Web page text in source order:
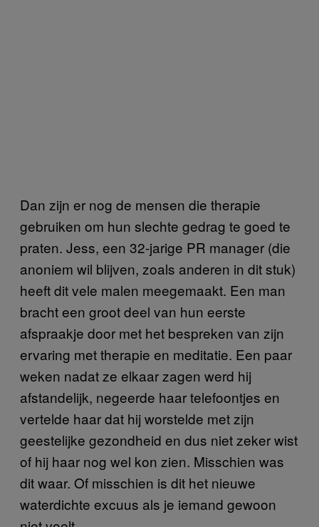
Dan zijn er nog de mensen die therapie
gebruiken om hun slechte gedrag te goed te
praten. Jess, een 32-jarige PR manager (die
anoniem wil blijven, zoals anderen in dit stuk)
heeft dit vele malen meegemaakt. Een man
bracht een groot deel van hun eerste
afspraakje door met het bespreken van zijn
ervaring met therapie en meditatie. Een paar
weken nadat ze elkaar zagen werd hij
afstandelijk, negeerde haar telefoontjes en
vertelde haar dat hij worstelde met zijn
geestelijke gezondheid en dus niet zeker wist
of hij haar nog wel kon zien. Misschien was
dit waar. Of misschien is dit het nieuwe
waterdichte excuus als je iemand gewoon